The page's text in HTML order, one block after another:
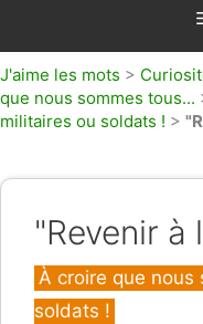
J'aime les mots >
que nous sommes tous...
militaires ou soldats ! >
"Revenir à
Catégories
À croire que nous
soldats !